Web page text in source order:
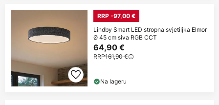
RRP -97,00 €
Lindby Smart LED stropna svjetiljka Elmor
Ø 45 cm siva RGB CCT
64,90 €
RRP161,90 €
Na lageru